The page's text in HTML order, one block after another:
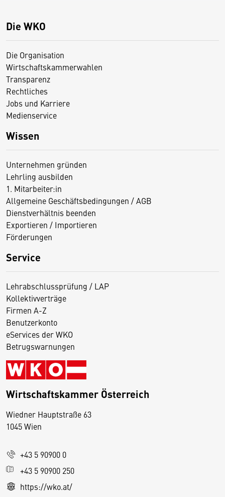
Die WKO
Die Organisation
Wirtschaftskammerwahlen
Transparenz
Rechtliches
Jobs und Karriere
Medienservice
Wissen
Unternehmen gründen
Lehrling ausbilden
1. Mitarbeiter:in
Allgemeine Geschäftsbedingungen / AGB
Dienstverhältnis beenden
Exportieren / Importieren
Förderungen
Service
Lehrabschlussprüfung / LAP
Kollektivverträge
Firmen A-Z
Benutzerkonto
eServices der WKO
Betrugswarnungen
Wirtschaftskammer Österreich
Wiedner Hauptstraße 63
1045 Wien
+43 5 90900 0
+43 5 90900 250
https://wko.at/
D
s
e
S